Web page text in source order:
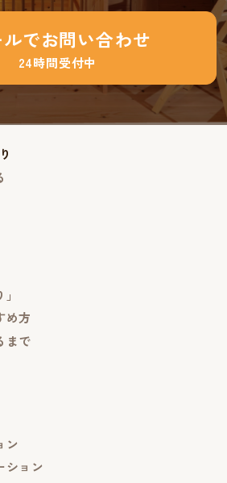
ルでお問い合わせ
24時間受付中
め方
まで
ン
ション